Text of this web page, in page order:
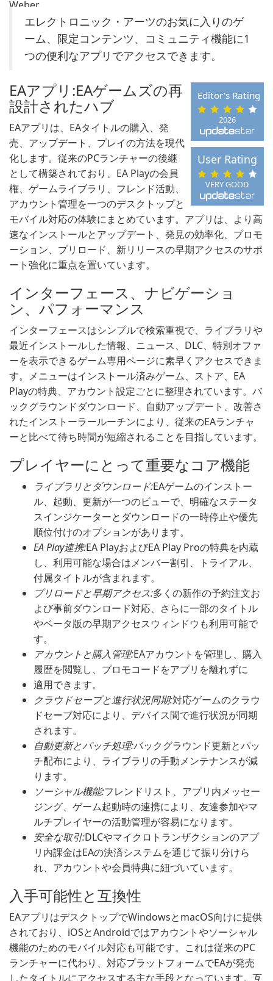
エレクトロニック・アーツのお気に入りのゲ
ーム、限定コンテンツ、コミュニティ機能に1
つの便利なアプリでアクセスできます。
2026
Editor's Rating
VERY GOOD
User Rating
EAアプリ:EAゲームズの再
設計されたハブ
EAアプリは、EAタイトルの購入、発
売、アップデート、プレイの方法を現代
化します。従来のPCランチャーの後継
として構築されており、EA Playの会員
権、ゲームライブラリ、フレンド活動、
アカウント管理を一つのデスクトップと
モバイル対応の体験にまとめています。アプリは、より高
速なインストールとアップデート、発見の効率化、プロモ
ーション、プリロード、新リリースの早期アクセスのサポ
ート強化に重点を置いています。
インターフェース、ナビゲーショ
ン、パフォーマンス
インターフェースはシンプルで検索重視で、ライブラリや
最近インストールした情報、ニュース、DLC、特別オファ
ーを表示できるゲーム専用ページに素早くアクセスできま
す。メニューはインストール済みゲーム、ストア、EA
Playの特典、アカウント設定ごとに整理されています。バ
ックグラウンドダウンロード、自動アップデート、改善さ
れたインストーラールーチンにより、従来のEAランチャ
ーと比べて待ち時間が短縮されることを目指しています。
プレイヤーにとって重要なコア機能
ライブラリとダウンロード:EAゲームのインストー
ル、起動、更新が一つのビューで、明確なステータ
スインジケーターとダウンロードの一時停止や優先
順位付けのオプションがあります。
EA Play連携:EA PlayおよびEA Play Proの特典を内蔵
し、利用可能な場合はメンバー割引、トライアル、
付属タイトルが含まれます。
プリロードと早期アクセス:多くの新作の予約注文お
よび事前ダウンロード対応、さらに一部のタイトル
やベータ版の早期アクセスウィンドウも利用可能で
す。
アカウントと購入管理:EAアカウントを管理し、購入
履歴を閲覧し、プロモコードをアプリを離れずに
適用できます。
クラウドセーブと進行状況同期:対応ゲームのクラウ
ドセーブ対応により、デバイス間で進行状況が同期
されます。
自動更新とパッチ処理:バックグラウンド更新とパッ
チ配布により、ライブラリの手動メンテナンスが減
ります。
ソーシャル機能:フレンドリスト、アプリ内メッセー
ジング、ゲーム起動時の連携により、友達参加やマ
ルチプレイヤーの活動管理が容易になります。
安全な取引:DLCやマイクロトランザクションのアプ
リ内課金はEAの決済システムを通じて振り分けら
れ、アカウントや会員特典に紐づいています。
入手可能性と互換性
EAアプリはデスクトップでWindowsとmacOS向けに提供
されており、iOSとAndroidではアカウントやソーシャル
機能のためのモバイル対応も可能です。これは従来のPC
ランチャーに代わり、対応プラットフォームでEAが発売
したタイトルにアクセスする主な手段となっています。互